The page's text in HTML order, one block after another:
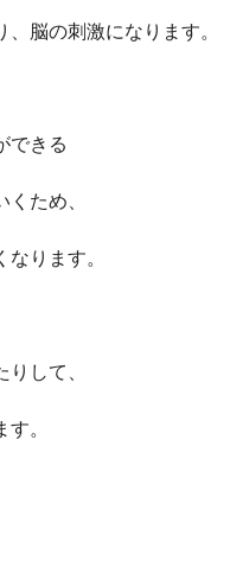
脳の刺激になります。
できる
ため、
ります。
して、
。